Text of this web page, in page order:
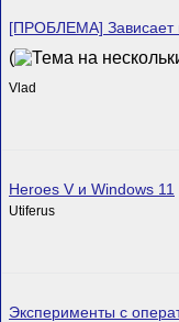
[ПРОБЛЕМА] Зависает
(
Vlad
Heroes V и Windows 11
Utiferus
Эксперименты с